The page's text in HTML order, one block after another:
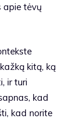
apie tėvų
kitą, ką
ir turi
kad
kad norite